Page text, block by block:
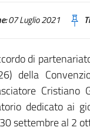
07 Luglio 2021
di
della
dedicato ai
settembre al 2